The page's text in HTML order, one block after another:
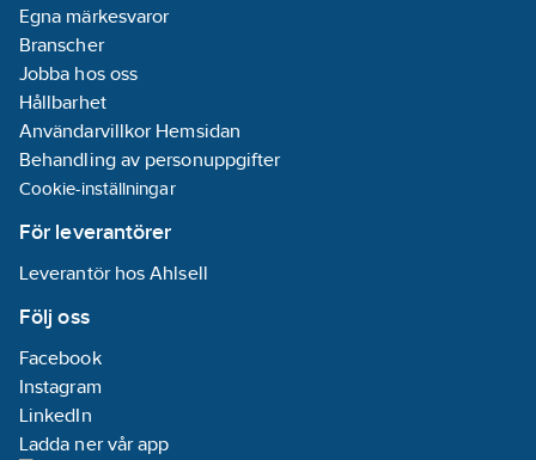
Egna märkesvaror
Branscher
Jobba hos oss
Hållbarhet
Användarvillkor Hemsidan
Behandling av personuppgifter
Cookie-inställningar
För leverantörer
Leverantör hos Ahlsell
Följ oss
Facebook
Instagram
LinkedIn
Ladda ner vår app